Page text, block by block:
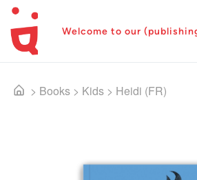
Welcome to our
> Books > Kids > Heidi (FR)